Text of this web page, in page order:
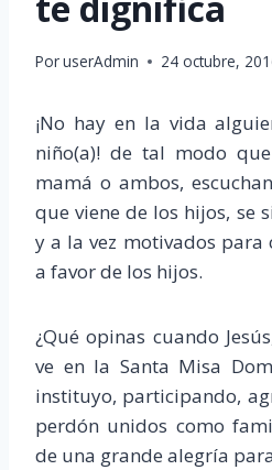
PoruserAdmin 24 octubre,
¡No hay en la vida
niño(a)! de tal modo
mamá o ambos,
que viene de los hijos, se
y a la vez motivados
a favor de los hijos.
¿Qué opinas cuando
ve en la Santa Misa
instituyo, participando,
perdón unidos como
de una grande alegría